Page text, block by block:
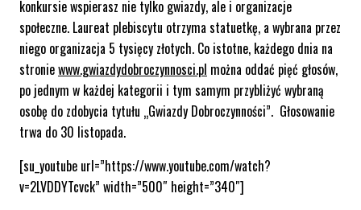
konkursie wspierasz nie tylko gwiazdy, ale i organizacje
społeczne. Laureat plebiscytu otrzyma statuetkę, a wybrana przez
niego organizacja 5 tysięcy złotych. Co istotne, każdego dnia na
stroniewww.gwiazdydobroczynnosci.pl można oddać pięć głosów,
po jednym w każdej kategorii i tym samym przybliżyć wybraną
osobę do zdobycia tytułu „Gwiazdy Dobroczynności”. Głosowanie
trwa do 30 listopada.
[su_youtube url=”https://www.youtube.com/watch?
v=2LVDDYTcvck” width=”500″ height=”340″]